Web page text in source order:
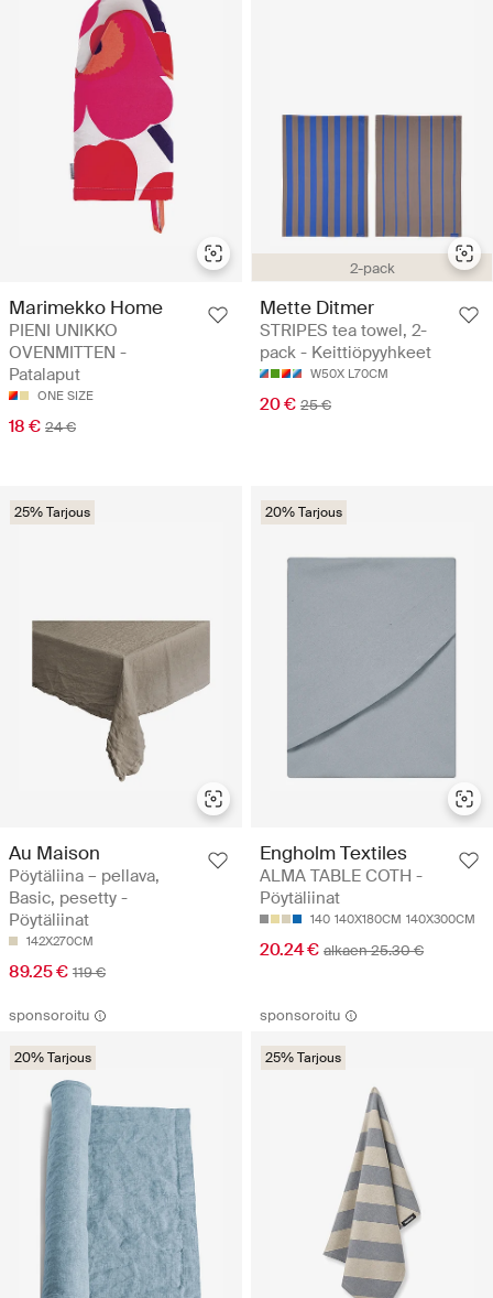
Marimekko Home
PIENI UNIKKO
OVENMITTEN -
Patalaput
ONE SIZE
18 € 24 €
2-pack
Mette Ditmer
STRIPES tea towel, 2-
pack - Keittiöpyyhkeet
W50X L70CM
20 € 25 €
25% Tarjous
Au Maison
Pöytäliina – pellava,
Basic, pesetty -
Pöytäliinat
142X270CM
89.25 € 119 €
20% Tarjous
Engholm Textiles
ALMA TABLE COTH -
Pöytäliinat
140 140X180CM 140X300CM
20.24 € alkaen 25.30 €
sponsoroitu
20% Tarjous
sponsoroitu
25% Tarjous